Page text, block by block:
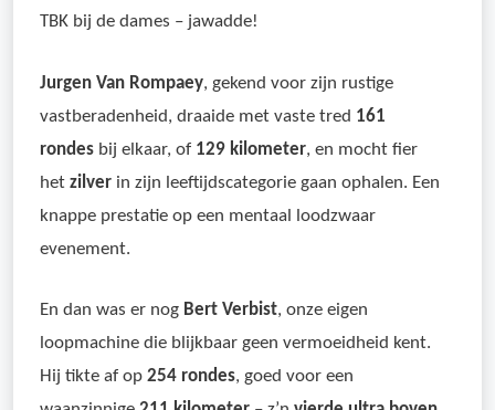
TBK bij de dames – jawadde!
Jurgen Van Rompaey, gekend voor zijn rustige
vastberadenheid, draaide met vaste tred 161
rondes bij elkaar, of 129 kilometer, en mocht fier
het zilver in zijn leeftijdscategorie gaan ophalen. Een
knappe prestatie op een mentaal loodzwaar
evenement.
En dan was er nog Bert Verbist, onze eigen
loopmachine die blijkbaar geen vermoeidheid kent.
Hij tikte af op 254 rondes, goed voor een